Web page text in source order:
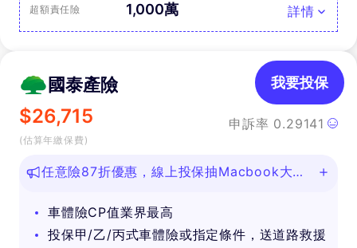
超額責任險 1,000萬 詳情
國泰產險
$26,715
(估算年繳保費)
申訴率 0.29141
我要投保
任意險87折優惠，線上投保抽Macbook大
車體險CP值業界最高
投保甲/乙/丙式車體險或指定條件，送道路救援